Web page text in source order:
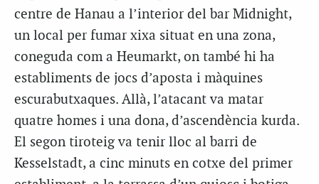
centre de Hanau a l’interior del bar Midnight,
un local per fumar xixa situat en una zona,
coneguda com a Heumarkt, on també hi ha
establiments de jocs d’aposta i màquines
escurabutxaques. Allà, l’atacant va matar
quatre homes i una dona, d’ascendència kurda.
El segon tiroteig va tenir lloc al barri de
Kesselstadt, a cinc minuts en cotxe del primer